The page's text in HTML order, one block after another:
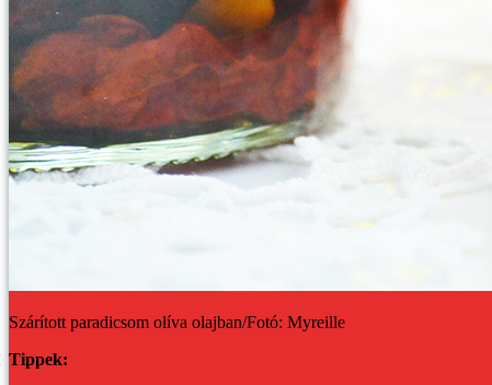
Szárított paradicsom olíva olajban/Fotó: Myreille
Tippek: